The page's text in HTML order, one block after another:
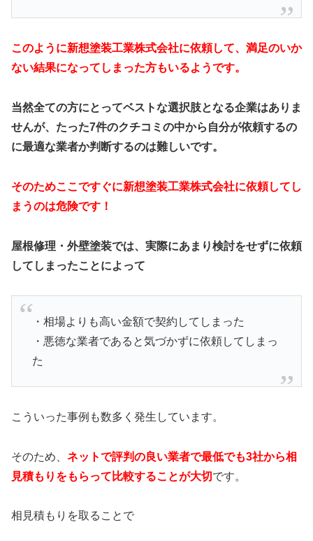
このように新想塗装工業株式会社に依頼して、満足のいか
ない結果になってしまった方もいるようです。
当然全ての方にとってベストな選択肢となる企業はありま
せんが、たった7件のクチコミの中から自分が依頼するの
に最適な業者か判断するのは難しいです。
そのためここですぐに新想塗装工業株式会社に依頼してし
まうのは危険です！
屋根修理・外壁塗装では、 実際にあまり検討をせずに依頼
してしまったことによって
・相場よりも高い金額で契約してしまった
・悪徳な業者であると気づかずに依頼してしまっ
た
こういった事例も数多く発生しています。
そのため、 ネットで評判の良い業者で最低でも3社から相
見積もりをもらって比較することが大切です。
相見積もりを取ることで